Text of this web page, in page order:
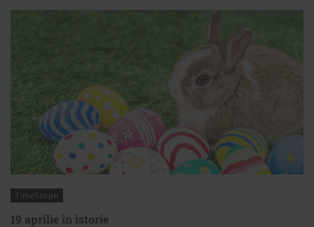
TimeScope
19 aprilie în istorie